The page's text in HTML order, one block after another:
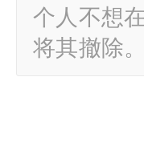
个人不想
将其撤除。